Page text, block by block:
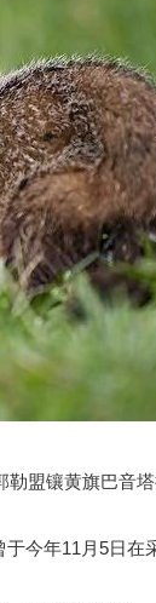
勒盟镶黄旗巴音
今年11月5日